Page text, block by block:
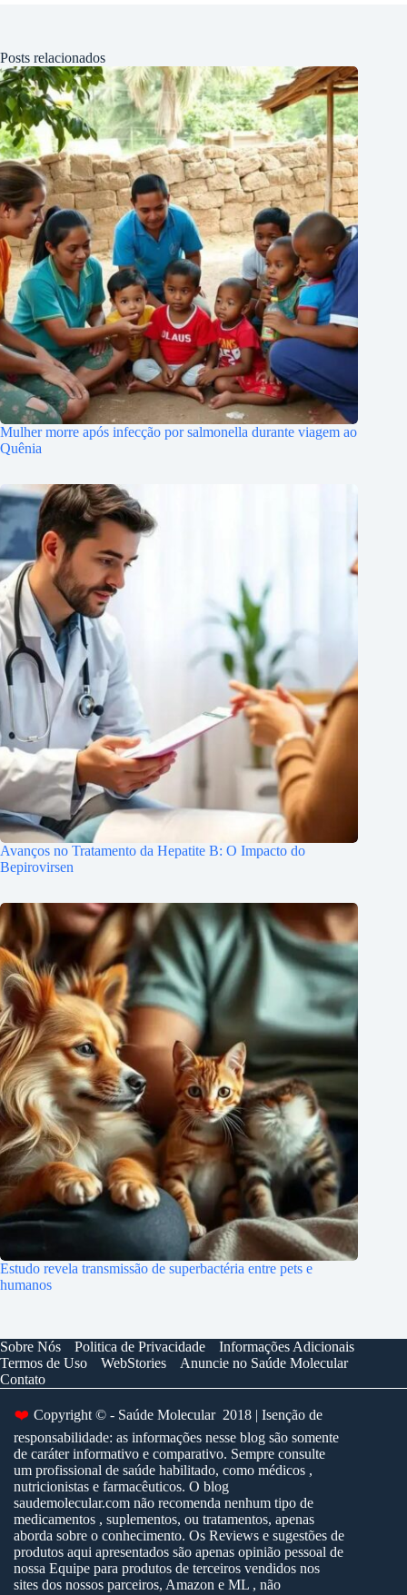
Posts relacionados
Mulher morre após infecção por salmonella durante viagem ao
Quênia
Avanços no Tratamento da Hepatite B: O Impacto do
Bepirovirsen
Estudo revela transmissão de superbactéria entre pets e
humanos
Sobre Nós Politica de Privacidade
Informações Adicionais
Termos de Uso
WebStories
Anuncie no Saúde Molecular
Contato
❤️ Copyright © - Saúde Molecular 2018 | Isenção de
responsabilidade: as informações nesse blog são somente
de caráter informativo e comparativo. Sempre consulte
um profissional de saúde habilitado, como médicos ,
nutricionistas e farmacêuticos. O blog
saudemolecular.com não recomenda nenhum tipo de
medicamentos , suplementos, ou tratamentos, apenas
aborda sobre o conhecimento. Os Reviews e sugestões de
produtos aqui apresentados são apenas opinião pessoal de
nossa Equipe para produtos de terceiros vendidos nos
sites dos nossos parceiros, Amazon e ML , não